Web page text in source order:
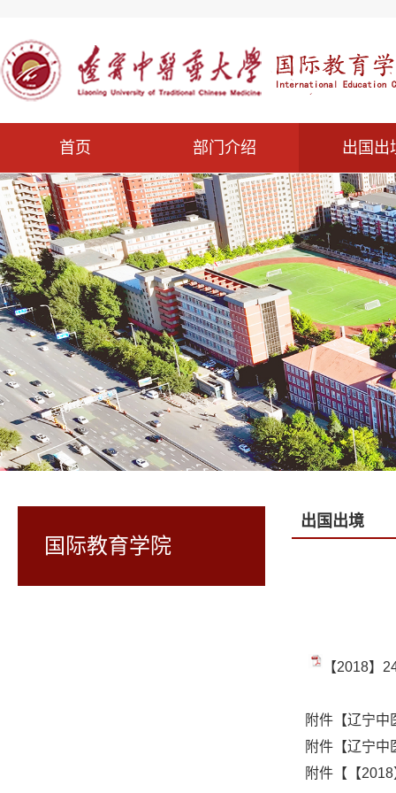
首页 部门介绍 出国出
国际教育学院
出国出境
【2018】
附件【辽宁中
附件【辽宁中
附件【 【